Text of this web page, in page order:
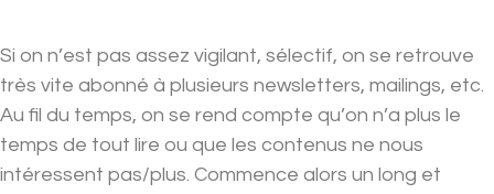
Si on n’est pas assez vigilant, sélectif, on se retrouve
très vite abonné à plusieurs newsletters, mailings, etc.
Au fil du temps, on se rend compte qu’on n’a plus le
temps de tout lire ou que les contenus ne nous
intéressent pas/plus. Commence alors un long et